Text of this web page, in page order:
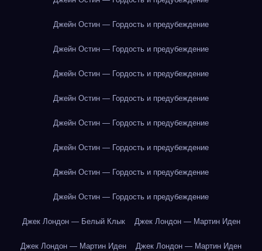
Джейн Остин — Гордость и предубеждение
Джейн Остин — Гордость и предубеждение
Джейн Остин — Гордость и предубеждение
Джейн Остин — Гордость и предубеждение
Джейн Остин — Гордость и предубеждение
Джейн Остин — Гордость и предубеждение
Джейн Остин — Гордость и предубеждение
Джейн Остин — Гордость и предубеждение
Джек Лондон — Белый Клык Джек Лондон — Мартин Иден
Джек Лондон — Мартин Иден Джек Лондон — Мартин Иден